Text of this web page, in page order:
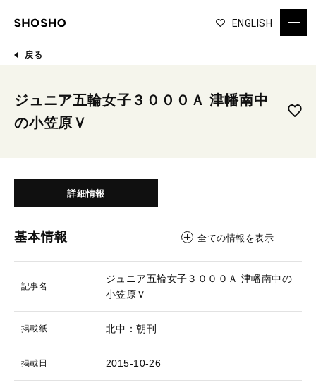
ENGLISH
戻る
ジュニア五輪女子３０００Ａ 津幡南中
の小笠原Ｖ
詳細情報
基本情報 全ての情報を表示
記事名
ジュニア五輪女子３０００Ａ 津幡南中の
小笠原Ｖ
掲載紙 北中：朝刊
掲載日 2015-10-26